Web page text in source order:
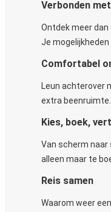
Verbonden
Ontdek meer dan
Je mogelijkheden
Comfortabel
Leun achterover
extra
Kies, boek,
Van scherm naar
alleen maar te
Reis samen
Waarom weer